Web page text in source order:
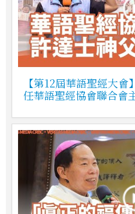
【第12屆華語聖經大
任華語聖經協會聯合會